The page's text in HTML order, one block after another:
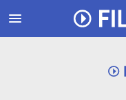
menu